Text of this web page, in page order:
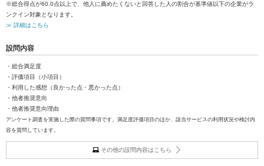
※総合得点が60.0点以上で、他人に薦めたくないと回答した人の割合が基準値以下の企業がラ
ンクイン対象となります。
≫ 詳細はこちら
設問内容
・総合満足度
・評価項目（小項目）
・利用した感想（良かった点・悪かった点）
・他者推奨意向
・他者推奨意向理由
アンケート調査を実施した際の質問事項です。満足度評価項目のほか、該当サービスの利用状況や検討内
容を質問しています。
その他の設問内容はこちら